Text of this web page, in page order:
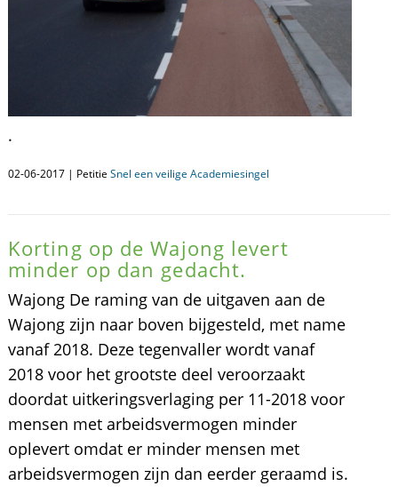
.
02-06-2017 | Petitie Snel een veilige Academiesingel
Korting op de Wajong levert
minder op dan gedacht.
Wajong De raming van de uitgaven aan de
Wajong zijn naar boven bijgesteld, met name
vanaf 2018. Deze tegenvaller wordt vanaf
2018 voor het grootste deel veroorzaakt
doordat uitkeringsverlaging per 11-2018 voor
mensen met arbeidsvermogen minder
oplevert omdat er minder mensen met
arbeidsvermogen zijn dan eerder geraamd is.